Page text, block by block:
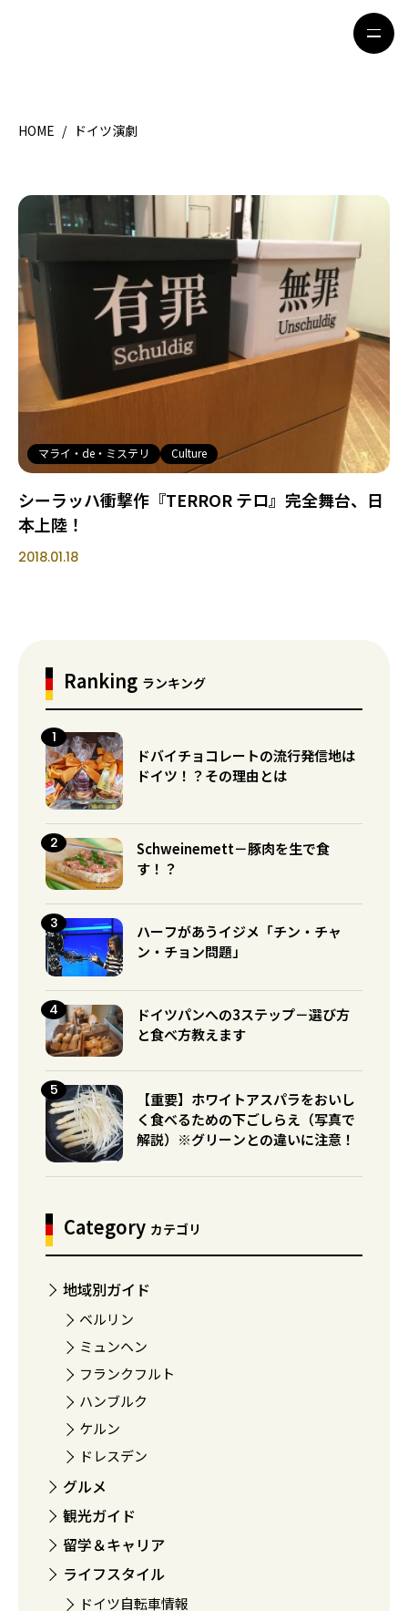
HOME
観光ガイド
留学＆キャリア
ライフスタイル
著者一覧
ライター募集
HOME / ドイツ演劇
マライ・de・ミステリ Culture
シーラッハ衝撃作『TERROR テロ』完全舞台、日
本上陸！
2018.01.18
Ranking ランキング
ドバイチョコレートの流行発信地は
ドイツ！？その理由とは
Schweinemett－豚肉を生で食
す！？
ハーフがあうイジメ「チン・チャ
ン・チョン問題」
ドイツパンへの3ステップ－選び方
と食べ方教えます
【重要】ホワイトアスパラをおいし
く食べるための下ごしらえ（写真で
解説）※グリーンとの違いに注意！
Category カテゴリ
地域別ガイド
ベルリン
ミュンヘン
フランクフルト
ハンブルク
ケルン
ドレスデン
グルメ
観光ガイド
留学＆キャリア
ライフスタイル
ドイツ自転車情報